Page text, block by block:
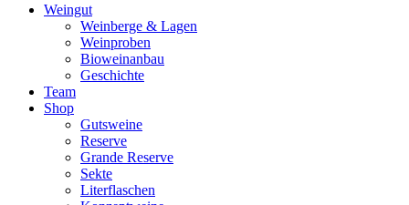
Weingut
Weinberge & Lagen
Weinproben
Bioweinanbau
Geschichte
Team
Shop
Gutsweine
Reserve
Grande Reserve
Sekte
Literflaschen